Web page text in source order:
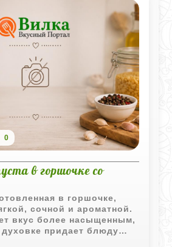
0
в горшочке со
в горшочке,
сочной и ароматной.
вкус более насыщенным,
духовке придает блюду
характер.